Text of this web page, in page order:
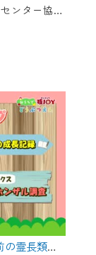
世界屈指のサル類動物園・日本モンキーセンター協力の親子で学べる動物番組。
おうちで猿ジョイどうぶつえん～190年前の霊長類図鑑～（2024年11月16日初回放送）